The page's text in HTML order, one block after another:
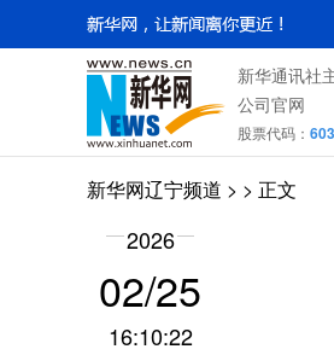
新华通讯社
公司官网
股票代码：
新华网辽宁频道 > > 正文
2026
02/25
16:10:22